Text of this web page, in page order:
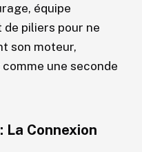
équipe
piliers pour ne
son moteur,
une seconde
La Connexion